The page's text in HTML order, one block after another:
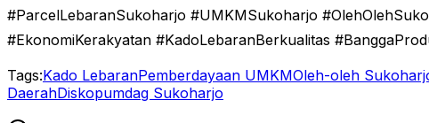
#ParcelLebaranSukoharjo #UMKMSukoharjo
#EkonomiKerakyatan #KadoLebaranBerkualitas
Tags:Kado LebaranPemberdayaan UMKMOleh-oleh
DaerahDiskopumdag Sukoharjo